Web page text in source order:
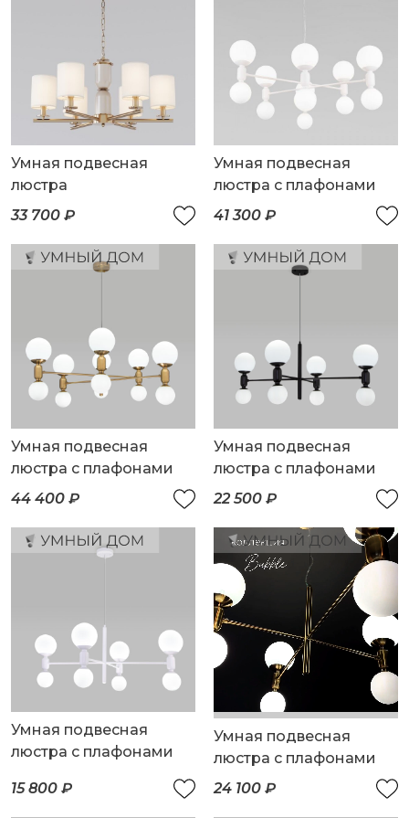
Умная подвесная
люстра
33 700 ₽
Умная подвесная
люстра с плафонами
41 300 ₽
Умная подвесная
люстра с плафонами
44 400 ₽
Умная подвесная
люстра с плафонами
22 500 ₽
Умная подвесная
люстра с плафонами
15 800 ₽
Умная подвесная
люстра с плафонами
24 100 ₽